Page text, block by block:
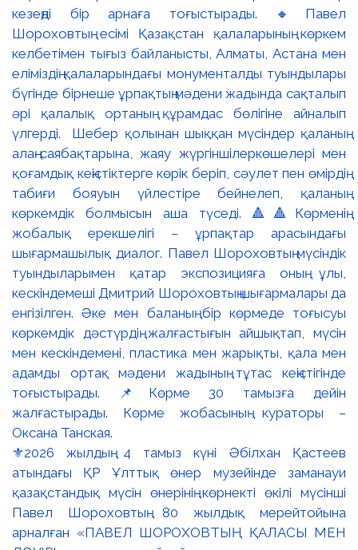
⚜️2026 жылдың 4 тамыз күні Әбілхан Қастеев
атындағы ҚР Ұлттық өнер музейінде заманауи
қазақстандық мүсін өнерінің көрнекті өкілі мүсінші
Павел Шороховтың 80 жылдық мерейтойына
арналған «ПАВЕЛ ШОРОХОВТЫҢ ҚАЛАСЫ МЕН